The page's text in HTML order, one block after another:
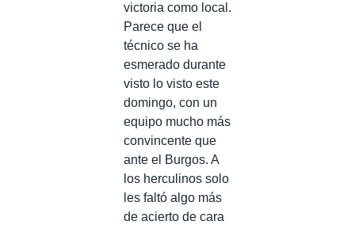
victoria como local.
Parece que el
técnico se ha
esmerado durante
visto lo visto este
domingo, con un
equipo mucho más
convincente que
ante el Burgos. A
los herculinos solo
les faltó algo más
de acierto de cara